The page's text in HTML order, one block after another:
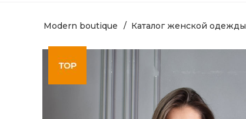
Modern boutique Каталог женской одежды